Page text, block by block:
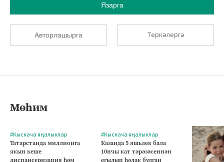
Язарга
Авторлашырга Теркәлергә
Мөһим
#Кыскача яңалыклар
Татарстанда миллионга
якын кеше
диспансеризация һәм
#Кыскача яңалыклар
Казанда 5 яшьлек бала
10нчы кат тәрәзәсеннән
егылып һәлак булган